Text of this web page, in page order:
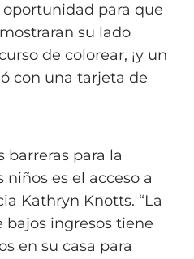
para que
su lado
de colorear, ¡y un
con una tarjeta de
barreras para la
es el acceso a
Kathryn Knotts. “La
ingresos tiene
en su casa para